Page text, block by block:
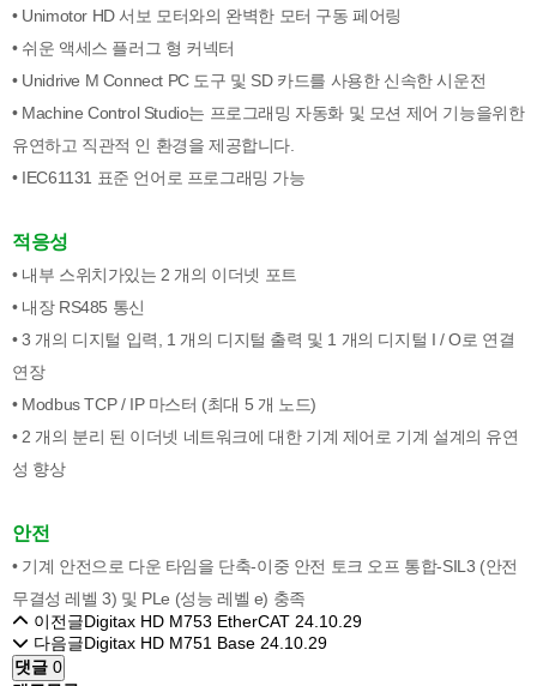
• Unimotor HD 서보 모터와의 완벽한 모터 구동 페어링
• 쉬운 액세스 플러그 형 커넥터
• Unidrive M Connect PC 도구 및 SD 카드를 사용한 신속한 시운전
• Machine Control Studio는 프로그래밍 자동화 및 모션 제어 기능을위한
유연하고 직관적 인 환경을 제공합니다.
• IEC61131 표준 언어로 프로그래밍 가능
적응성
• 내부 스위치가있는 2 개의 이더넷 포트
• 내장 RS485 통신
• 3 개의 디지털 입력, 1 개의 디지털 출력 및 1 개의 디지털 I / O로 연결
연장
• Modbus TCP / IP 마스터 (최대 5 개 노드)
• 2 개의 분리 된 이더넷 네트워크에 대한 기계 제어로 기계 설계의 유연
성 향상
안전
• 기계 안전으로 다운 타임을 단축-이중 안전 토크 오프 통합-SIL3 (안전
무결성 레벨 3) 및 PLe (성능 레벨 e) 충족
이전글Digitax HD M753 EtherCAT 24.10.29
다음글Digitax HD M751 Base 24.10.29
댓글 0